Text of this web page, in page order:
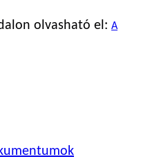
olvasható el: A